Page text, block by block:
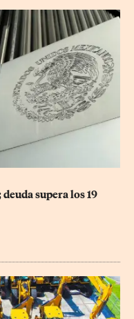
supera los 19